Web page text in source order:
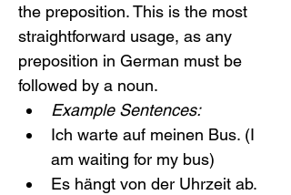
the preposition. This is the most
straightforward usage, as any
preposition in German must be
followed by a noun.
Example Sentences:
Ich warte auf meinen Bus. (I
am waiting for my bus)
Es hängt von der Uhrzeit ab.